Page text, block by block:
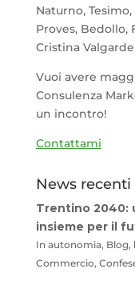
Naturno,
Proves, Bedollo,
Cristina
Vuoi avere
Consulenza
un incontro!
Contattami
News recenti
Trentino 2040:
insieme per il
In autonomia, Blog,
Commercio,